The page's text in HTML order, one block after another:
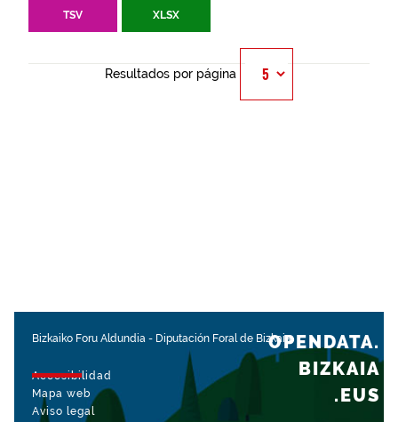
TSV XLSX
Resultados por página
Bizkaiko Foru Aldundia - Diputación Foral de Bizkaia
Accesibilidad
Mapa web
Aviso legal
OPENDATA.
BIZKAIA
.EUS